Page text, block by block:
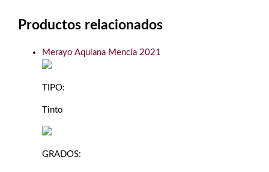
Productos relacionados
Merayo Aquiana Mencía 2021
TIPO:
Tinto
GRADOS: